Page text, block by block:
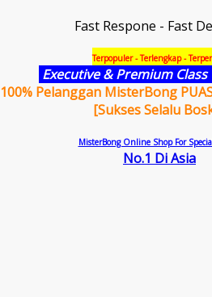
Fast Respone - Fast
Terpopuler - Terlengkap -
Executive & Premium Class
100% Pelanggan MisterBong
[Sukses Selalu
MisterBong Online Shop For
No.1 Di Asia